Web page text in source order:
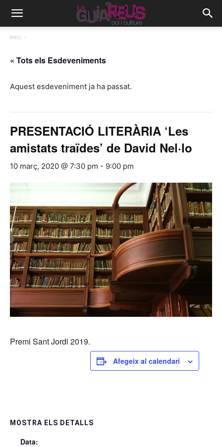
Inici
« Tots els Esdeveniments
Aquest esdeveniment ja ha passat.
PRESENTACIÓ LITERÀRIA ‘Les
amistats traïdes’ de David Nel·lo
10 març, 2020 @ 7:30 pm - 9:00 pm
Premi Sant Jordi 2019.
Afegeix al calendari
MOSTRA ELS DETALLS
Data: